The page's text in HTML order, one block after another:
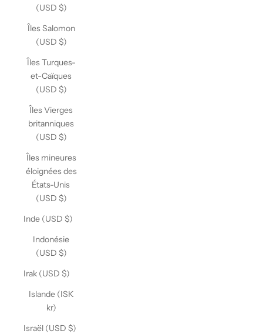
(USD $)
Îles Salomon
(USD $)
Îles Turques-
et-Caïques
(USD $)
Îles Vierges
britanniques
(USD $)
Îles mineures
éloignées des
États-Unis
(USD $)
Inde (USD $)
Indonésie
(USD $)
Irak (USD $)
Islande (ISK
kr)
Israël (USD $)